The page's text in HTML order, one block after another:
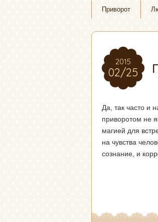
Приворот
2015
02/25
2015
02/25
Да, так часто и
приворотом не
магией для
на чувства
сознание, и